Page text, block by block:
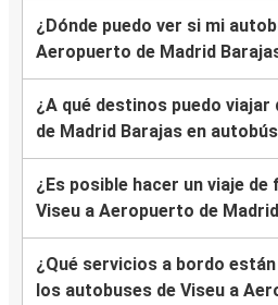
¿Dónde puedo ver si mi
Aeropuerto de Madrid
¿A qué destinos puedo
de Madrid Barajas en
¿Es posible hacer un viaje de
Viseu a Aeropuerto de
¿Qué servicios a bordo
los autobuses de Viseu a